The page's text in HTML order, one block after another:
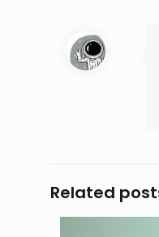
Related